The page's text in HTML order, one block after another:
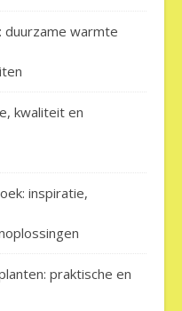
warmte
kwaliteit en
inspiratie,
praktische en